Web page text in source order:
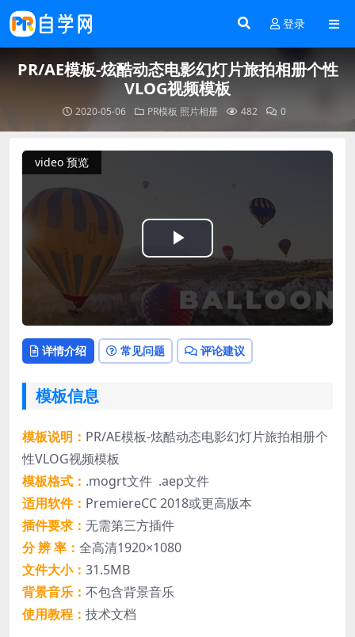
登录
PR/AE模板-炫酷动态电影幻灯片旅拍相册个性
VLOG视频模板
2020-05-06 PR模板 照片相册 482 0
video 预览
Play
Video
详情介绍 常见问题 评论建议
模板信息
模板说明： PR/AE模板-炫酷动态电影幻灯片旅拍相册个
性VLOG视频模板
模板格式： .mogrt文件 .aep文件
适用软件： PremiereCC 2018或更高版本
插件要求： 无需第三方插件
分 辨 率： 全高清1920×1080
文件大小： 31.5MB
背景音乐： 不包含背景音乐
使用教程： 技术文档